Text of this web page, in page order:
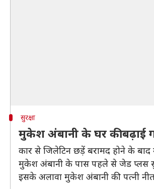
सुरक्षा
मुकेश अंबानी के घर की बढ़ाई
कार से जिलेटिन छड़ें बरामद होने के
मुकेश अंबानी के पास पहले से जेड प्लस
इसके अलावा मुकेश अंबानी की पत्नी